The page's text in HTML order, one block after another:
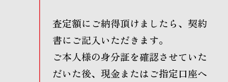
査定額にご納得頂けましたら、契約
書にご記入いただきます。
ご本人様の身分証を確認させていた
だいた後、現金またはご指定口座へ